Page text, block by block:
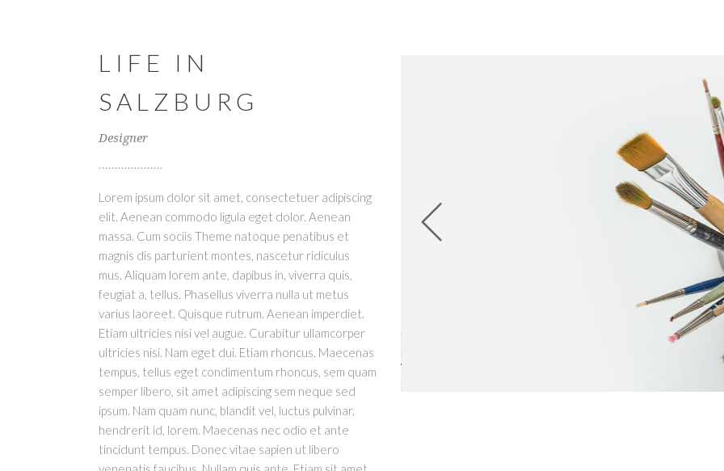
LIFE IN
SALZBURG
Designer
Lorem ipsum dolor sit amet, consectetuer adipiscing
elit. Aenean commodo ligula eget dolor. Aenean
massa. Cum sociis Theme natoque penatibus et
magnis dis parturient montes, nascetur ridiculus
mus. Aliquam lorem ante, dapibus in, viverra quis,
feugiat a, tellus. Phasellus viverra nulla ut metus
varius laoreet. Quisque rutrum. Aenean imperdiet.
Etiam ultricies nisi vel augue. Curabitur ullamcorper
ultricies nisi. Nam eget dui. Etiam rhoncus. Maecenas
tempus, tellus eget condimentum rhoncus, sem quam
semper libero, sit amet adipiscing sem neque sed
ipsum. Nam quam nunc, blandit vel, luctus pulvinar,
hendrerit id, lorem. Maecenas nec odio et ante
tincidunt tempus. Donec vitae sapien ut libero